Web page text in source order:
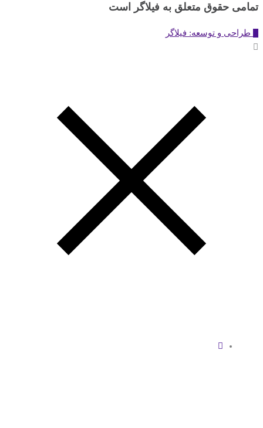
تمامی حقوق متعلق به فیلاگر است
طراحی و توسعه: فیلاگر